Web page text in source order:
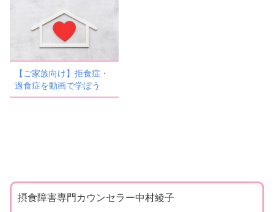
【ご家族向け】拒食症・
過食症を動画で学ぼう
摂食障害専門カウンセラー中村綾子